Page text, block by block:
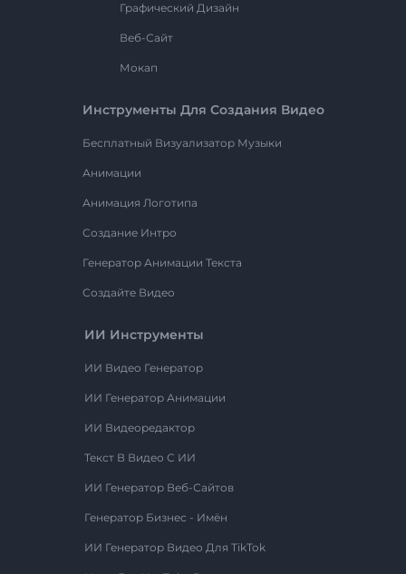
Графический Дизайн
Веб-Сайт
Мокап
Инструменты Для Создания Видео
Бесплатный Визуализатор Музыки
Анимации
Анимация Логотипа
Создание Интро
Генератор Анимации Текста
Создайте Видео
ИИ Инструменты
ИИ Видео Генератор
ИИ Генератор Анимации
ИИ Видеоредактор
Текст В Видео С ИИ
ИИ Генератор Веб-Сайтов
Генератор Бизнес - Имён
ИИ Генератор Видео Для TikTok